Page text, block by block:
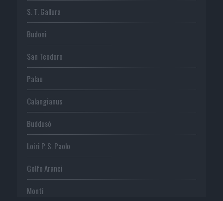
S. T. Gallura
Budoni
San Teodoro
Palau
Calangianus
Buddusò
Loiri P. S. Paolo
Golfo Aranci
Monti